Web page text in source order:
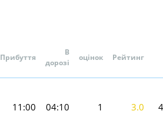
Прибуття
В
дорозі
оцінок Рейтинг
11:00 04:10 1 3.0